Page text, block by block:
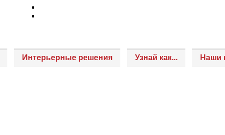
Интерьерные решения Узнай как... Наши